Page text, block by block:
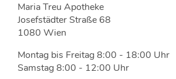
Maria Treu Apotheke
Josefstädter Straße 68
1080 Wien
Montag bis Freitag 8:00 - 18:00 Uhr
Samstag 8:00 - 12:00 Uhr